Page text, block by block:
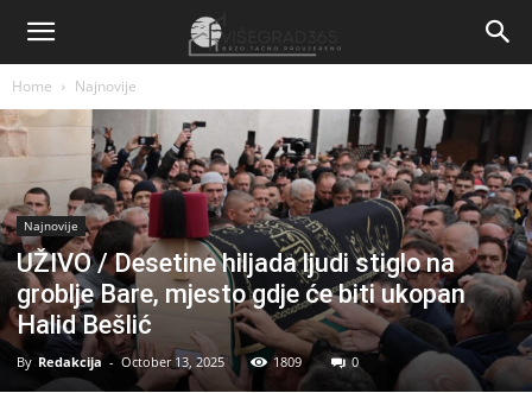
Home Najnovije
Najnovije
UŽIVO / Desetine hiljada ljudi stiglo na
groblje Bare, mjesto gdje će biti ukopan
Halid Bešlić
By Redakcija - October 13, 2025 1809 0